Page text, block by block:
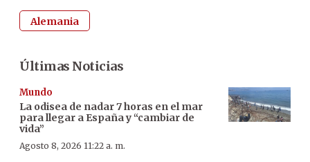
Alemania
Últimas Noticias
Mundo
La odisea de nadar 7 horas en el mar
para llegar a España y “cambiar de
vida”
Agosto 8, 2026 11:22 a. m.